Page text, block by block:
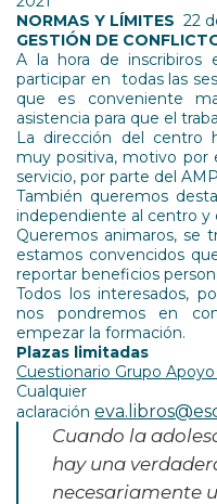
NORMAS Y LÍMITES 22
GESTIÓN DE
A la hora de inscribiros
participar en todas las
que es conveniente
asistencia para que el
La dirección del centro
muy positiva, motivo por
servicio, por parte del
También queremos
independiente al centro y
Queremos animaros, se
estamos convencidos
reportar beneficios
Todos los interesados,
nos pondremos en
empezar la formación.
Plazas limitadas
Cuestionario Grupo
aclaración
Cuando la
hay una
necesariamente